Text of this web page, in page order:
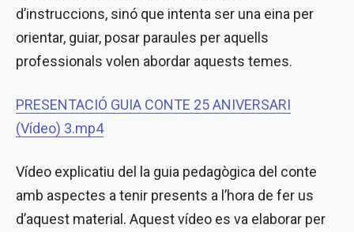
d’instruccions, sinó que intenta ser una eina per
orientar, guiar, posar paraules per aquells
professionals volen abordar aquests temes.
PRESENTACIÓ GUIA CONTE 25 ANIVERSARI
(Vídeo) 3.mp4
Vídeo explicatiu del la guia pedagògica del conte
amb aspectes a tenir presents a l’hora de fer us
d’aquest material. Aquest vídeo es va elaborar per